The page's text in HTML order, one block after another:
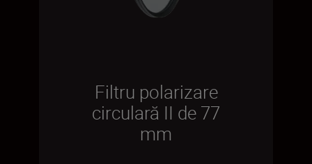
Filtru polarizare
circulară II de 77
mm